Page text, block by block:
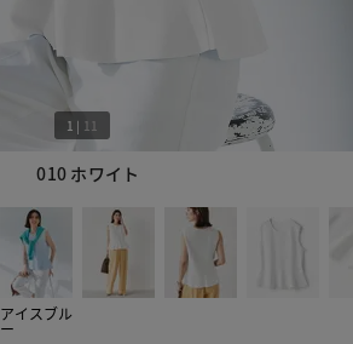
010 ホワイト
1 | 11
アイスブル
ー